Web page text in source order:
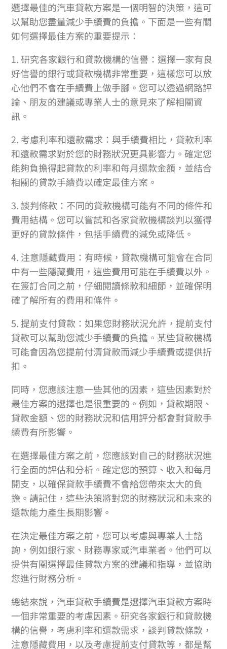
選擇最佳的汽車貸款方案是一個明智的決策，這可
以幫助您盡量減少手續費的負擔。下面是一些有關
如何選擇最佳方案的重要提示：
1. 研究各家銀行和貸款機構的信譽：選擇一家有良
好信譽的銀行或貸款機構非常重要，這樣您可以放
心他們不會在手續費上做手腳。您可以透過網路評
論、朋友的建議或專業人士的意見來了解相關資
訊。
2. 考慮利率和還款需求：與手續費相比，貸款利率
和還款需求對於您的財務狀況更具影響力。確定您
能夠負擔得起貸款的利率和每月還款金額，並結合
相關的貸款手續費以確定最佳方案。
3. 談判條款：不同的貸款機構可能有不同的條件和
費用結構。您可以嘗試和各家貸款機構談判以獲得
更好的貸款條件，包括手續費的減免或降低。
4. 注意隱藏費用：有時候，貸款機構可能會在合同
中有一些隱藏費用，這些費用可能在手續費以外。
在簽訂合同之前，仔細閱讀條款和細節，並確保明
確了解所有的費用和條件。
5. 提前支付貸款：如果您財務狀況允許，提前支付
貸款可以幫助您減少手續費的負擔。某些貸款機構
可能會因為您提前付清貸款而減少手續費或提供折
扣。
同時，您應該注意一些其他的因素，這些因素對於
最佳方案的選擇也是很重要的。例如，貸款期限、
貸款金額、您的財務狀況和信用評分都會對貸款手
續費有所影響。
在選擇最佳方案之前，您應該對自己的財務狀況進
行全面的評估和分析。確定您的預算、收入和每月
開支，以確保貸款手續費不會給您帶來太大的負
擔。請記住，這些決策將對您的財務狀況和未來的
還款能力產生長期影響。
在決定最佳方案之前，您可以考慮與專業人士諮
詢，例如銀行家、財務專家或汽車業者。他們可以
提供有關選擇最佳貸款方案的建議和指導，並協助
您進行財務分析。
總結來說，汽車貸款手續費是選擇汽車貸款方案時
一個非常重要的考慮因素。研究各家銀行和貸款機
構的信譽，考慮利率和還款需求，談判貸款條款，
注意隱藏費用，以及考慮提前支付貸款等，都是幫